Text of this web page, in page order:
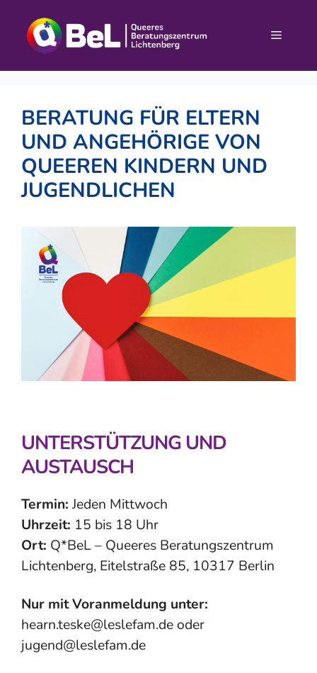
Inhalt
springen
Menü
BERATUNG FÜR ELTERN
UND ANGEHÖRIGE VON
QUEEREN KINDERN UND
JUGENDLICHEN
UNTERSTÜTZUNG UND
AUSTAUSCH
Termin:Jeden Mittwoch
Uhrzeit: 15 bis 18 Uhr
Ort: Q*BeL – Queeres Beratungszentrum
Lichtenberg, Eitelstraße 85, 10317 Berlin
Nur mit Voranmeldung unter:
hearn.teske@leslefam.de oder
jugend@leslefam.de